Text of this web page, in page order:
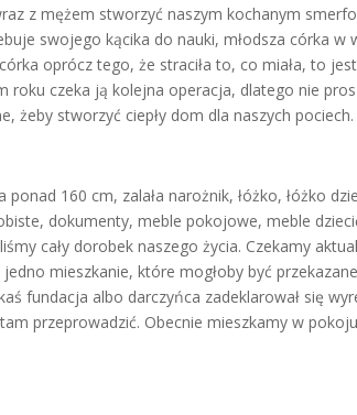
z mężem stworzyć naszym kochanym
swojego kącika do nauki, młodsza córka w
oprócz tego, że straciła to, co miała, to
roku czeka ją kolejna operacja, dlatego nie
żeby stworzyć ciepły dom dla naszych
ponad 160 cm, zalała narożnik, łóżko, łóżko
dokumenty, meble pokojowe, meble
cały dorobek naszego życia. Czekamy
mieszkanie, które mogłoby być
fundacja albo darczyńca zadeklarował się
przeprowadzić. Obecnie mieszkamy w